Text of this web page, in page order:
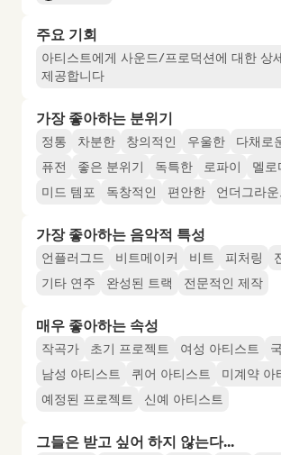
주요 기회
아티스트에게 사운드/프로덕션에 대한 상
제공합니다
가장 좋아하는 분위기
정통 차분한 창의적인 우울한 다채로
퓨전
좋은 분위기 독특한 로파이
멜로
미드 템포
독창적인 편안한 언더그라운
가장 좋아하는 음악적 특성
언플러그드 비트메이커 비트 피처링
기타 연주
완성된 트랙 전문적인 제작
매우 좋아하는 속성
작곡가 초기 프로젝트 여성 아티스트
남성 아티스트
퀴어 아티스트
미계약 아
예정된 프로젝트
신예 아티스트
그들은 받고 싶어 하지 않는다...